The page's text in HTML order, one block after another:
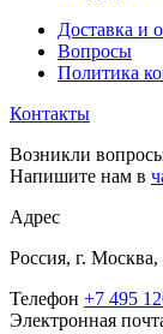
Доставка и
Вопросы
Политика
Контакты
Возникли
Напишите нам в
Адрес
Россия, г.
Телефон +7 495
Электронная